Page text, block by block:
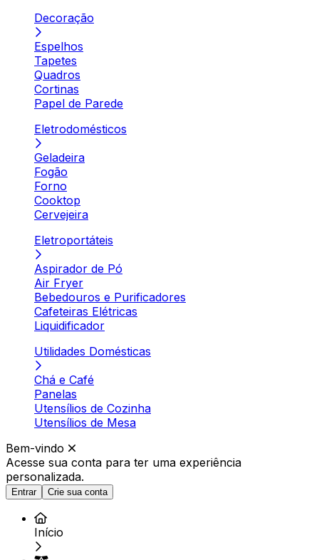
Decoração
Espelhos
Tapetes
Quadros
Cortinas
Papel de Parede
Eletrodomésticos
Geladeira
Fogão
Forno
Cooktop
Cervejeira
Eletroportáteis
Aspirador de Pó
Air Fryer
Bebedouros e Purificadores
Cafeteiras Elétricas
Liquidificador
Utilidades Domésticas
Chá e Café
Panelas
Utensílios de Cozinha
Utensílios de Mesa
Bem-vindo
Acesse sua conta para ter uma experiência
personalizada.
Entrar Crie sua conta
Início